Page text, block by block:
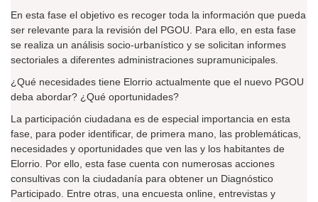
En esta fase el objetivo es recoger toda la información que pueda
ser relevante para la revisión del PGOU. Para ello, en esta fase
se realiza un análisis socio-urbanístico y se solicitan informes
sectoriales a diferentes administraciones supramunicipales.
¿Qué necesidades tiene Elorrio actualmente que el nuevo PGOU
deba abordar? ¿Qué oportunidades?
La participación ciudadana es de especial importancia en esta
fase, para poder identificar, de primera mano, las problemáticas,
necesidades y oportunidades que ven las y los habitantes de
Elorrio. Por ello, esta fase cuenta con numerosas acciones
consultivas con la ciudadanía para obtener un Diagnóstico
Participado. Entre otras, una encuesta online, entrevistas y